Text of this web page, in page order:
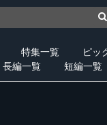
特集一覧
ピッ
長編一覧 短編一覧